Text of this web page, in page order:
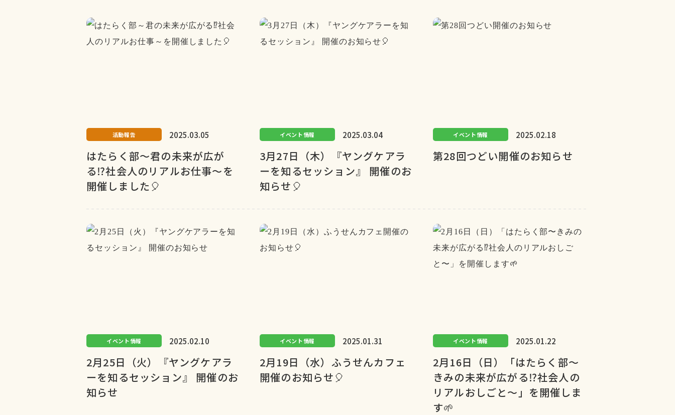
活動報告 2025.03.05
はたらく部～君の未来が広が
る⁉社会人のリアルお仕事～を
開催しました🎈
イベント情報 2025.03.04
3月27日（木）『ヤングケアラ
ーを知るセッション』 開催のお
知らせ🎈
イベント情報 2025.02.18
第28回つどい開催のお知らせ
イベント情報 2025.02.10
2月25日（火）『ヤングケアラ
ーを知るセッション』 開催のお
知らせ
イベント情報 2025.01.31
2月19日（水）ふうせんカフェ
開催のお知らせ🎈
イベント情報 2025.01.22
2月16日（日）「はたらく部〜
きみの未来が広がる⁉︎社会人の
リアルおしごと〜」を開催しま
す🌱